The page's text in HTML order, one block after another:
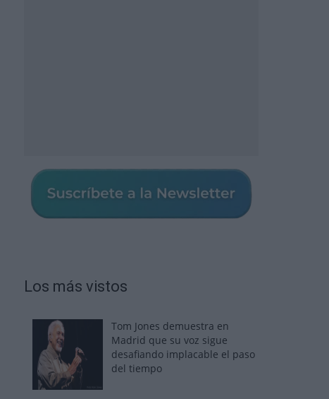
Los más vistos
Tom Jones demuestra en
Madrid que su voz sigue
desafiando implacable el paso
del tiempo